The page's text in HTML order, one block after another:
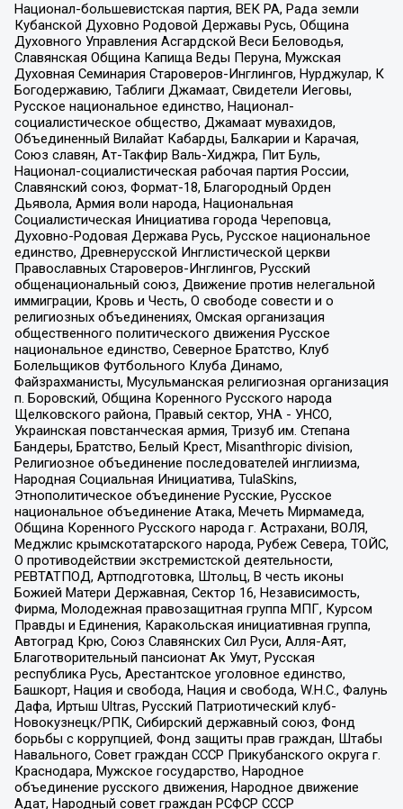
Национал-большевистская партия, ВЕК РА, Рада земли
Кубанской Духовно Родовой Державы Русь, Община
Духовного Управления Асгардской Веси Беловодья,
Славянская Община Капища Веды Перуна, Мужская
Духовная Семинария Староверов-Инглингов, Нурджулар, К
Богодержавию, Таблиги Джамаат, Свидетели Иеговы,
Русское национальное единство, Национал-
социалистическое общество, Джамаат мувахидов,
Объединенный Вилайат Кабарды, Балкарии и Карачая,
Союз славян, Ат-Такфир Валь-Хиджра, Пит Буль,
Национал-социалистическая рабочая партия России,
Славянский союз, Формат-18, Благородный Орден
Дьявола, Армия воли народа, Национальная
Социалистическая Инициатива города Череповца,
Духовно-Родовая Держава Русь, Русское национальное
единство, Древнерусской Инглистической церкви
Православных Староверов-Инглингов, Русский
общенациональный союз, Движение против нелегальной
иммиграции, Кровь и Честь, О свободе совести и о
религиозных объединениях, Омская организация
общественного политического движения Русское
национальное единство, Северное Братство, Клуб
Болельщиков Футбольного Клуба Динамо,
Файзрахманисты, Мусульманская религиозная организация
п. Боровский, Община Коренного Русского народа
Щелковского района, Правый сектор, УНА - УНСО,
Украинская повстанческая армия, Тризуб им. Степана
Бандеры, Братство, Белый Крест, Misanthropic division,
Религиозное объединение последователей инглиизма,
Народная Социальная Инициатива, TulaSkins,
Этнополитическое объединение Русские, Русское
национальное объединение Атака, Мечеть Мирмамеда,
Община Коренного Русского народа г. Астрахани, ВОЛЯ,
Меджлис крымскотатарского народа, Рубеж Севера, ТОЙС,
О противодействии экстремистской деятельности,
РЕВТАТПОД, Артподготовка, Штольц, В честь иконы
Божией Матери Державная, Сектор 16, Независимость,
Фирма, Молодежная правозащитная группа МПГ, Курсом
Правды и Единения, Каракольская инициативная группа,
Автоград Крю, Союз Славянских Сил Руси, Алля-Аят,
Благотворительный пансионат Ак Умут, Русская
республика Русь, Арестантское уголовное единство,
Башкорт, Нация и свобода, Нация и свобода, W.H.С., Фалунь
Дафа, Иртыш Ultras, Русский Патриотический клуб-
Новокузнецк/РПК, Сибирский державный союз, Фонд
борьбы с коррупцией, Фонд защиты прав граждан, Штабы
Навального, Совет граждан СССР Прикубанского округа г.
Краснодара, Мужское государство, Народное
объединение русского движения, Народное движение
Адат, Народный совет граждан РСФСР СССР